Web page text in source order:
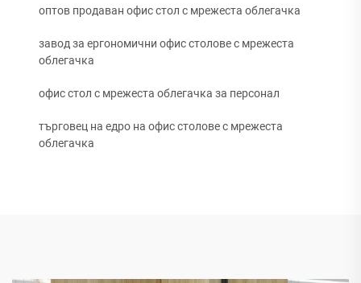
оптов продаван офис стол с мрежеста облегачка
завод за ергономични офис столове с мрежеста
облегачка
офис стол с мрежеста облегачка за персонал
търговец на едро на офис столове с мрежеста
облегачка